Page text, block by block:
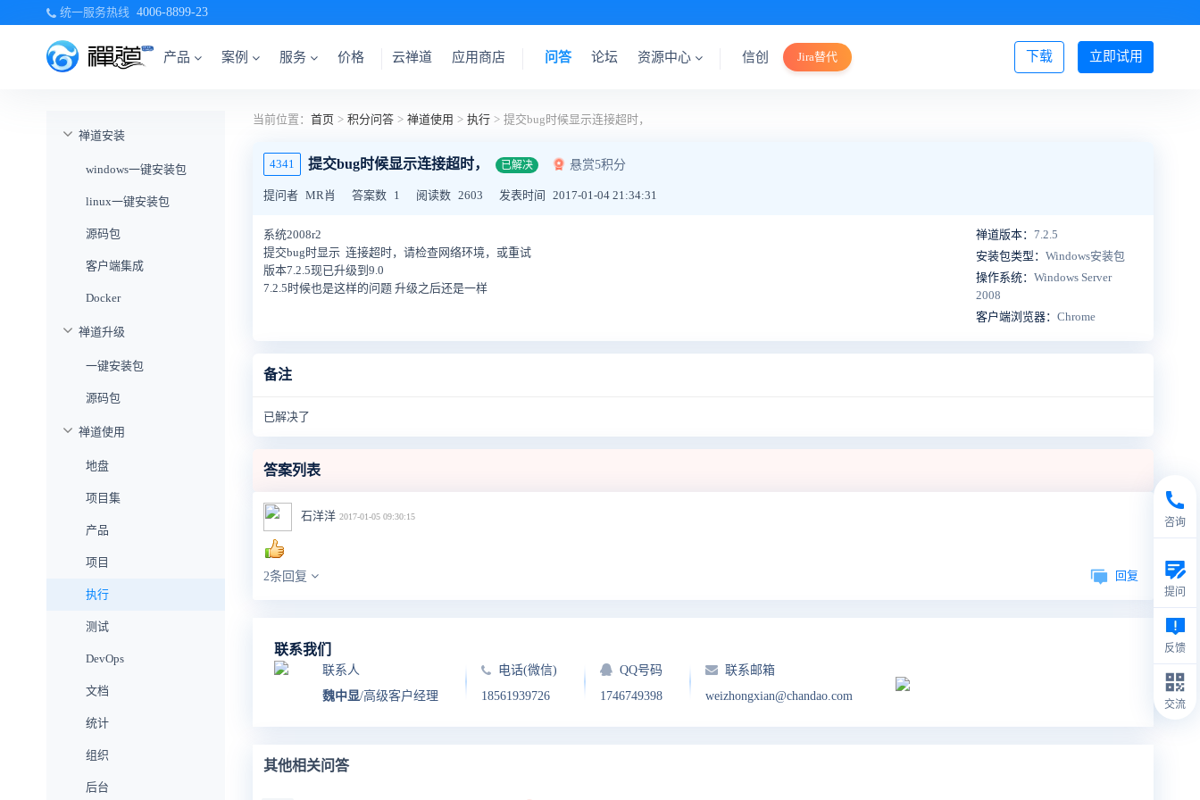
统一服务热线 4006-8899-23
产品 案例 服务 价格 立即试用
下载
云禅道 应用商店 问答 论坛 资源中心 信创 Jira替代 登录/注册
禅道安装
windows一键安装包
linux一键安装包
源码包
客户端集成
Docker
禅道升级
一键安装包
源码包
禅道使用
地盘
项目集
产品
项目
执行
测试
DevOps
文档
统计
组织
后台
当前位置： 首页 > 积分问答 > 禅道使用 > 执行 > 提交bug时候显示连接超时，
4341 提交bug时候显示连接超时， 已解决 悬赏5积分
提问者 MR肖 答案数 1 阅读数 2603 发表时间 2017-01-04 21:34:31
系统2008r2
提交bug时显示 连接超时，请检查网络环境，或重试
版本7.2.5现已升级到9.0
7.2.5时候也是这样的问题 升级之后还是一样
禅道版本： 7.2.5
安装包类型： Windows安装包
操作系统： Windows Server
2008
客户端浏览器： Chrome
备注
已解决了
答案列表
石洋洋 2017-01-05 09:30:15
2条回复 回复
联系我们
联系人
魏中显/高级客户经理
电话(微信)
18561939726
QQ号码
1746749398
联系邮箱
weizhongxian@chandao.com
其他相关问答
咨询
提问
反馈
交流